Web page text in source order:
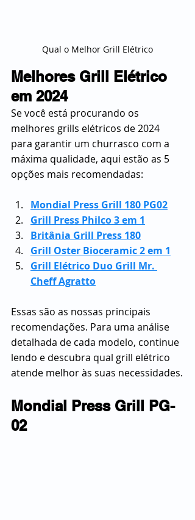
Qual o Melhor Grill Elétrico
Melhores Grill Elétrico
em 2024
Se você está procurando os
melhores grills elétricos de 2024
para garantir um churrasco com a
máxima qualidade, aqui estão as 5
opções mais recomendadas:
Mondial Press Grill 180 PG02
Grill Press Philco 3 em 1
Britânia Grill Press 180
Grill Oster Bioceramic 2 em 1
Grill Elétrico Duo Grill Mr.
Cheff Agratto
Essas são as nossas principais
recomendações. Para uma análise
detalhada de cada modelo, continue
lendo e descubra qual grill elétrico
atende melhor às suas necessidades.
Mondial Press Grill PG-
02